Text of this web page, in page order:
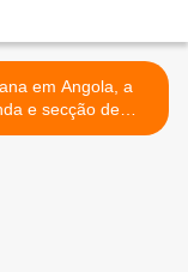
em Angola, a
e secção de
autógrafos. >